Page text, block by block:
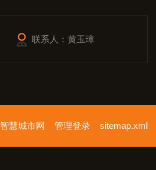
联系人：黄玉璋
智慧城市网 管理登录 sitemap.xml